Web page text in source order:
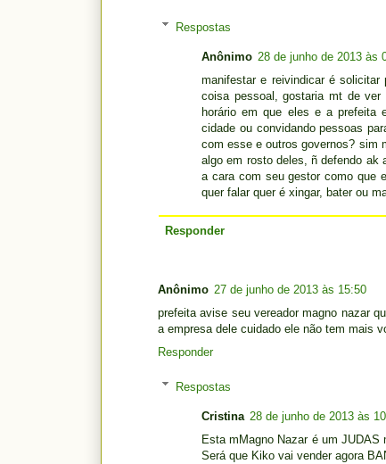
Respostas
Anônimo 28 de junho de 2013 às
manifestar e reivindicar é
coisa pessoal, gostaria mt de ver
horário em que eles e a prefeita
cidade ou convidando pessoas
com esse e outros governos? sim
algo em rosto deles, ñ defendo ak
a cara com seu gestor como que
quer falar quer é xingar, bater ou
Responder
Anônimo 27 de junho de 2013 às 15:50
prefeita avise seu vereador magno nazar
a empresa dele cuidado ele não tem mais
Responder
Respostas
Cristina 28 de junho de 2013 às
Esta mMagno Nazar é um JUDAS
Será que Kiko vai vender agora